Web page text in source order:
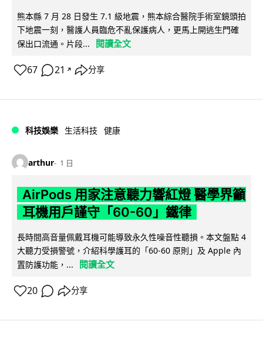
熊本縣 7 月 28 日發生 7.1 級地震，熊本綜合醫院手術室鏡頭拍
下地震一刻，醫護人員臨危不亂保護病人，更馬上開逃生門確
保出口流通。片段...
閱讀全文
67 21 ↗ 分享
科技娛樂 生活科技 健康
arthur 1 日
AirPods 用家注意聽力響紅燈 醫學界籲
耳機用戶謹守「60-60」鐵律
長時間高音量佩戴耳機可能導致永久性噪音性聽損。本文盤點 4
大聽力受損警號，介紹科學護耳的「60-60 原則」及 Apple 內
置防護功能，...
閱讀全文
20 分享